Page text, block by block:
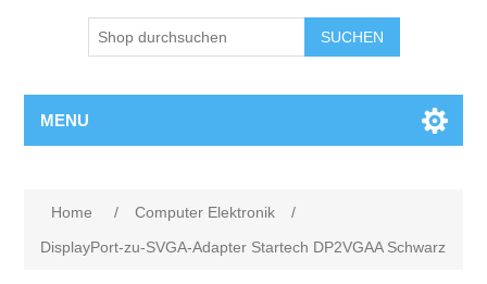
SUCHEN
MENU
Home / Computer Elektronik
/
DisplayPort-zu-SVGA-Adapter Startech DP2VGAA Schwarz